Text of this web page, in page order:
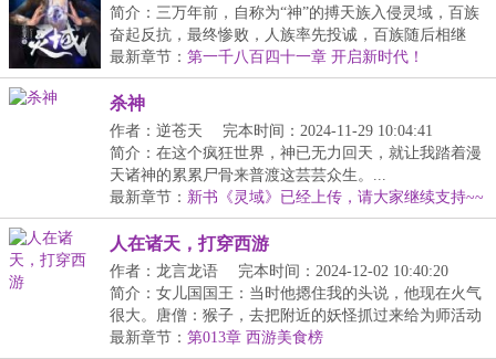
简介：三万年前，自称为“神”的搏天族入侵灵域，百族
奋起反抗，最终惨败，人族率先投诚，百族随后相继
臣...
最新章节： 第一千八百四十一章 开启新时代！
杀神
作者：逆苍天
完本时间：2024-11-29 10:04:41
简介：在这个疯狂世界，神已无力回天，就让我踏着漫
天诸神的累累尸骨来普渡这芸芸众生。...
最新章节： 新书《灵域》已经上传，请大家继续支持~~
人在诸天，打穿西游
作者：龙言龙语
完本时间：2024-12-02 10:40:20
简介：女儿国国王：当时他摁住我的头说，他现在火气
很大。唐僧：猴子，去把附近的妖怪抓过来给为师活动
活...
最新章节： 第013章 西游美食榜